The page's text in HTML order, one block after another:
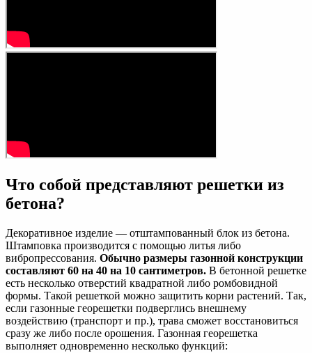
Что собой представляют решетки из
бетона?
Декоративное изделие — отштампованный блок из бетона.
Штамповка производится с помощью литья либо
вибропрессования. Обычно размеры газонной конструкции
составляют 60 на 40 на 10 сантиметров. В бетонной решетке
есть несколько отверстий квадратной либо ромбовидной
формы. Такой решеткой можно защитить корни растений. Так,
если газонные георешетки подверглись внешнему
воздействию (транспорт и пр.), трава сможет восстановиться
сразу же либо после орошения. Газонная георешетка
выполняет одновременно несколько функций: